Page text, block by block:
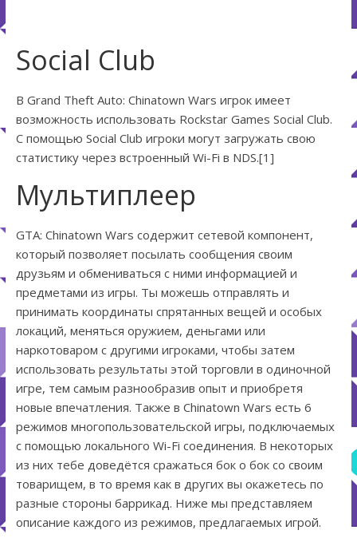
Social Club
В Grand Theft Auto: Chinatown Wars игрок имеет
возможность использовать Rockstar Games Social Club.
С помощью Social Club игроки могут загружать свою
статистику через встроенный Wi-Fi в NDS.[1]
Мультиплеер
GTA: Chinatown Wars содержит сетевой компонент,
который позволяет посылать сообщения своим
друзьям и обмениваться с ними информацией и
предметами из игры. Ты можешь отправлять и
принимать координаты спрятанных вещей и особых
локаций, меняться оружием, деньгами или
наркотоваром с другими игроками, чтобы затем
использовать результаты этой торговли в одиночной
игре, тем самым разнообразив опыт и приобретя
новые впечатления. Также в Chinatown Wars есть 6
режимов многопользовательской игры, подключаемых
с помощью локального Wi-Fi соединения. В некоторых
из них тебе доведётся сражаться бок о бок со своим
товарищем, в то время как в других вы окажетесь по
разные стороны баррикад. Ниже мы представляем
описание каждого из режимов, предлагаемых игрой.